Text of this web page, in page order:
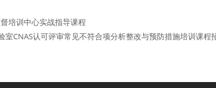
培训中心实战指导课程
室CNAS认可评审常见不符合项分析整改与预防措施培训课程